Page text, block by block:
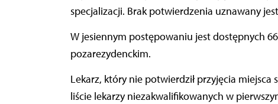
specjalizacji. Brak potwierdzenia uznawany
W jesiennym postępowaniu jest dostępnych
pozarezydenckim.
Lekarz, który nie potwierdził przyjęcia miejsca
liście lekarzy niezakwalifikowanych w